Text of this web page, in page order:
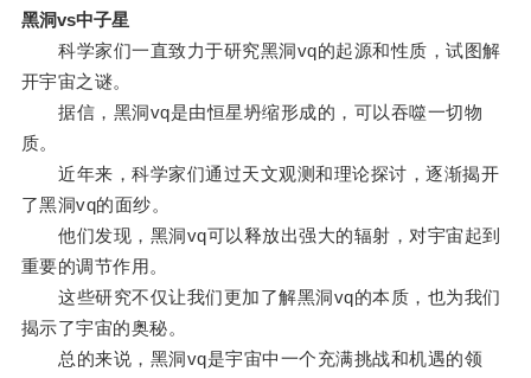
黑洞vs中子星
科学家们一直致力于研究黑洞vq的起源和性质，试图解
开宇宙之谜。
据信，黑洞vq是由恒星坍缩形成的，可以吞噬一切物
质。
近年来，科学家们通过天文观测和理论探讨，逐渐揭开
了黑洞vq的面纱。
他们发现，黑洞vq可以释放出强大的辐射，对宇宙起到
重要的调节作用。
这些研究不仅让我们更加了解黑洞vq的本质，也为我们
揭示了宇宙的奥秘。
总的来说，黑洞vq是宇宙中一个充满挑战和机遇的领